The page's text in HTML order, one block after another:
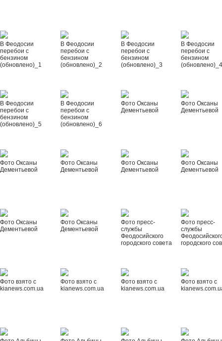
В Феодосии
перебои с
бензином
(обновлено)_1
В Феодосии
перебои с
бензином
(обновлено)_2
В Феодосии
перебои с
бензином
(обновлено)_3
В Феодосии
перебои с
бензином
В Феодосии
перебои с
бензином
(обновлено)_5
В Феодосии
перебои с
бензином
(обновлено)_6
Фото Оксаны
Дементьевой
Фото Оксаны
Дементьевой
Фото Оксаны
Дементьевой
Фото Оксаны
Дементьевой
Фото Оксаны
Дементьевой
Фото Оксаны
Дементьевой
Фото Оксаны
Дементьевой
Фото Оксаны
Дементьевой
Фото пресс-
службы
Феодосийского
городского совета
Фото пресс-
службы
городского
Фото взято с
kianews.com.ua
Фото взято с
kianews.com.ua
Фото взято с
kianews.com.ua
Фото взято с